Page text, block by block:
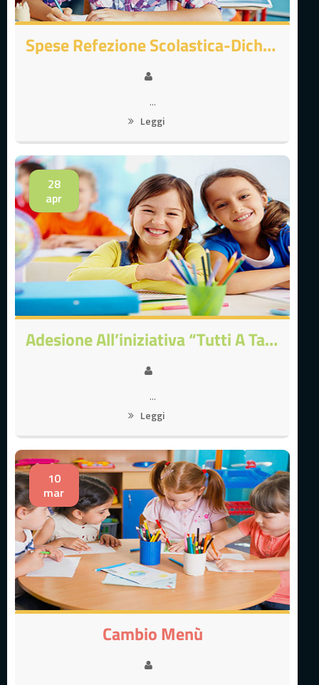
Spese Refezione Scolastica-Dichiarazione 730
...
Leggi
28
apr
Adesione All’iniziativa “Tutti A Tavola, Tutti Insieme” Promossa Dall’AIC
...
Leggi
10
mar
Cambio Menù